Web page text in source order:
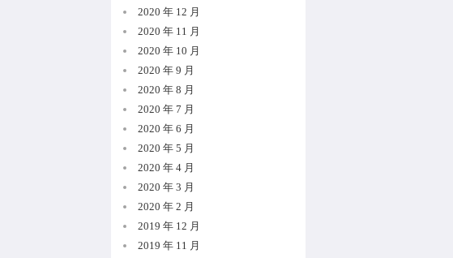
2020 年 12 月
2020 年 11 月
2020 年 10 月
2020 年 9 月
2020 年 8 月
2020 年 7 月
2020 年 6 月
2020 年 5 月
2020 年 4 月
2020 年 3 月
2020 年 2 月
2019 年 12 月
2019 年 11 月